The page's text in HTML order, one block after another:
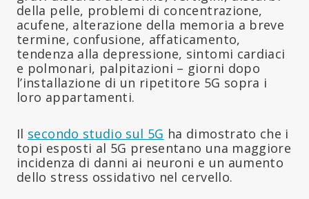
della pelle, problemi di concentrazione,
acufene, alterazione della memoria a breve
termine, confusione, affaticamento,
tendenza alla depressione, sintomi cardiaci
e polmonari, palpitazioni – giorni dopo
l’installazione di un ripetitore 5G sopra i
loro appartamenti.
Il secondo studio sul 5G ha dimostrato che i
topi esposti al 5G presentano una maggiore
incidenza di danni ai neuroni e un aumento
dello stress ossidativo nel cervello.